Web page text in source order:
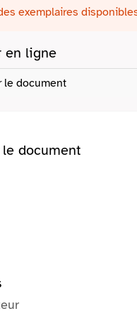
exemplaires
en ligne
le document
document